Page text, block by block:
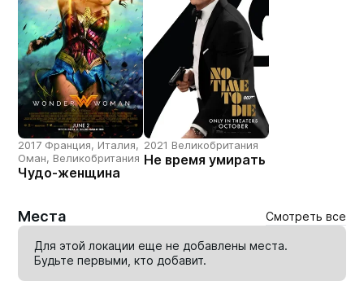
2017 Франция, Италия,
Оман, Великобритания
Чудо-женщина
2021 Великобритания
Не время умирать
Места Смотреть все
Для этой локации еще не добавлены места.
Будьте первыми, кто добавит.